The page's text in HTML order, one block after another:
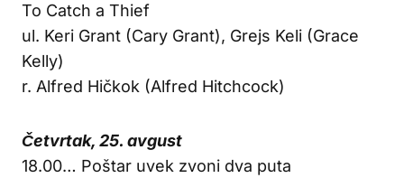
To Catch a Thief
ul. Keri Grant (Cary Grant), Grejs Keli (Grace
Kelly)
r. Alfred Hičkok (Alfred Hitchcock)
Četvrtak, 25. avgust
18.00… Poštar uvek zvoni dva puta